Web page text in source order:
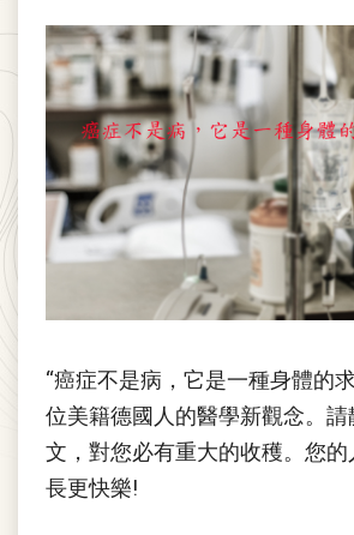
“癌症不是病，它是一種身體的
位美籍德國人的醫學新觀念。
文，對您必有重大的收穫。您
長更快樂!